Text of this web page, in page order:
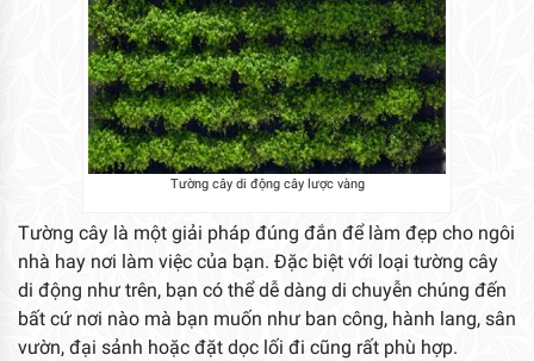
Tường cây di động cây lược vàng
Tường cây là một giải pháp đúng đắn để làm đẹp cho ngôi
nhà hay nơi làm việc của bạn. Đặc biệt với loại tường cây
di động như trên, bạn có thể dễ dàng di chuyễn chúng đến
bất cứ nơi nào mà bạn muốn như ban công, hành lang, sân
vườn, đại sảnh hoặc đặt dọc lối đi cũng rất phù hợp.